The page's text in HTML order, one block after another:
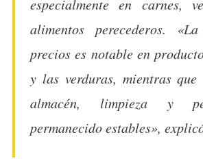
especialmente en carnes,
alimentos perecederos.
precios es notable en
y las verduras, mientras
almacén, limpieza y
permanecido estables»,